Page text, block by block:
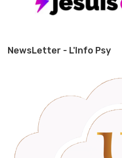
NewsLetter - L'Info Psy